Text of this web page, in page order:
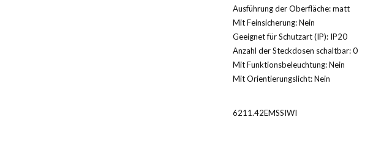
Ausführung der Oberfläche: matt
Mit Feinsicherung: Nein
Geeignet für Schutzart (IP): IP20
Anzahl der Steckdosen schaltbar: 0
Mit Funktionsbeleuchtung: Nein
Mit Orientierungslicht: Nein
6211.42EMSSIWI